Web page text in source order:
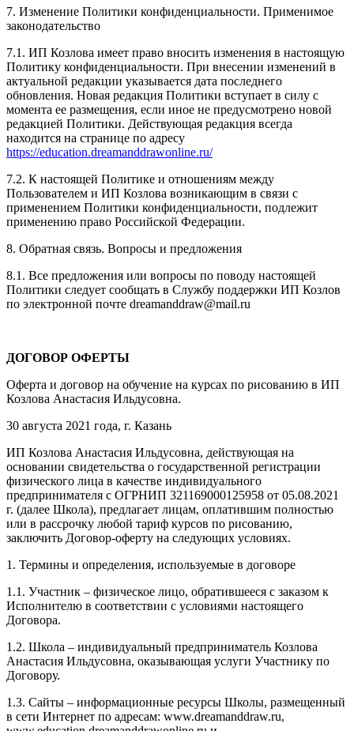
7. Изменение Политики конфиденциальности. Применимое
законодательство
7.1. ИП Козлова имеет право вносить изменения в настоящую
Политику конфиденциальности. При внесении изменений в
актуальной редакции указывается дата последнего
обновления. Новая редакция Политики вступает в силу с
момента ее размещения, если иное не предусмотрено новой
редакцией Политики. Действующая редакция всегда
находится на странице по адресу
https://education.dreamanddrawonline.ru/
7.2. К настоящей Политике и отношениям между
Пользователем и ИП Козлова возникающим в связи с
применением Политики конфиденциальности, подлежит
применению право Российской Федерации.
8. Обратная связь. Вопросы и предложения
8.1. Все предложения или вопросы по поводу настоящей
Политики следует сообщать в Службу поддержки ИП Козлов
по электронной почте dreamanddraw@mail.ru
ДОГОВОР ОФЕРТЫ
Оферта и договор на обучение на курсах по рисованию в ИП
Козлова Анастасия Ильдусовна.
30 августа 2021 года, г. Казань
ИП Козлова Анастасия Ильдусовна, действующая на
основании свидетельства о государственной регистрации
физического лица в качестве индивидуального
предпринимателя с ОГРНИП 321169000125958 от 05.08.2021
г. (далее Школа), предлагает лицам, оплатившим полностью
или в рассрочку любой тариф курсов по рисованию,
заключить Договор-оферту на следующих условиях.
1. Термины и определения, используемые в договоре
1.1. Участник – физическое лицо, обратившееся с заказом к
Исполнителю в соответствии с условиями настоящего
Договора.
1.2. Школа – индивидуальный предприниматель Козлова
Анастасия Ильдусовна, оказывающая услуги Участнику по
Договору.
1.3. Сайты – информационные ресурсы Школы, размещенный
в сети Интернет по адресам: www.dreamanddraw.ru,